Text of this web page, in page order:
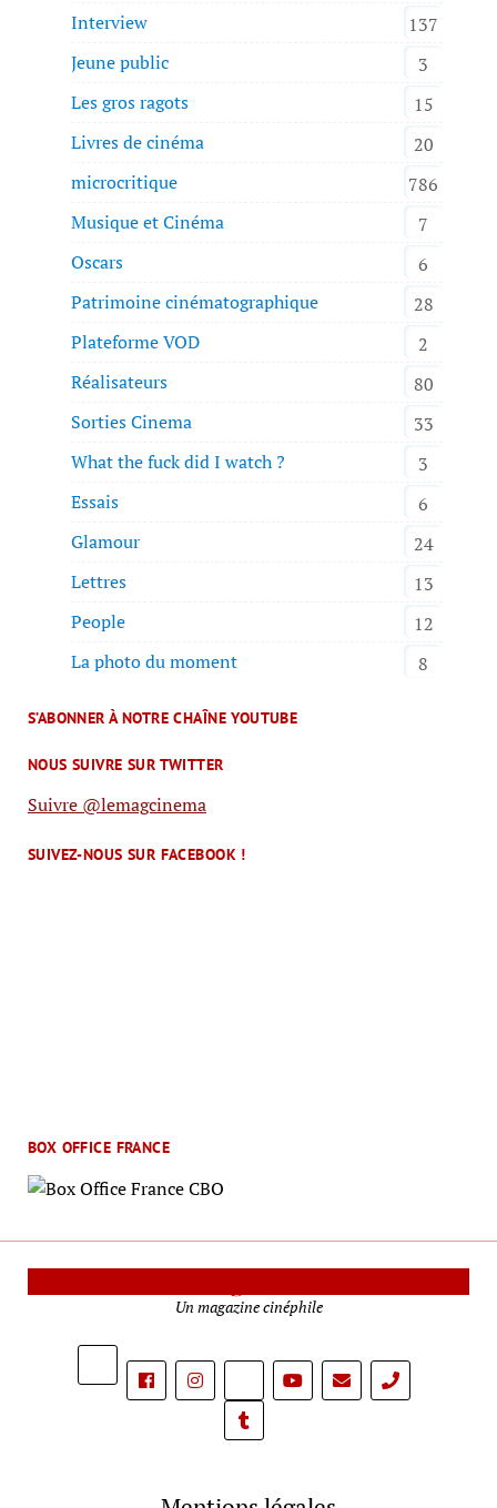
Interview
137
Jeune public
3
Les gros ragots
15
Livres de cinéma
20
microcritique
786
Musique et Cinéma
7
Oscars
6
Patrimoine cinématographique
28
Plateforme VOD
2
Réalisateurs
80
Sorties Cinema
33
What the fuck did I watch ?
3
Essais
6
Glamour
24
Lettres
13
People
12
La photo du moment
8
S’ABONNER À NOTRE CHAÎNE YOUTUBE
NOUS SUIVRE SUR TWITTER
Suivre @lemagcinema
SUIVEZ-NOUS SUR FACEBOOK !
BOX OFFICE FRANCE
Un magazine cinéphile
phone